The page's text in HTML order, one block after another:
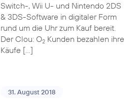
Switch-, Wii U- und Nintendo 2DS
& 3DS-Software in digitaler Form
rund um die Uhr zum Kauf bereit.
Der Clou: O2Kunden bezahlen ihre
Käufe […]
31. August 2018